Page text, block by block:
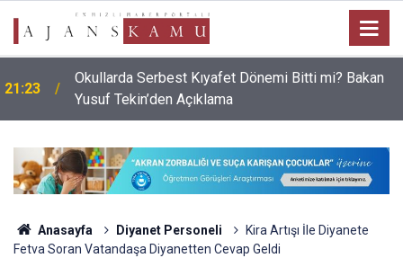
21:23
Okullarda Serbest Kıyafet Dönemi Bitti mi? Bakan
Yusuf Tekin’den Açıklama
Anasayfa Diyanet Personeli
Kira Artışı İle Diyanete
Fetva Soran Vatandaşa Diyanetten Cevap Geldi